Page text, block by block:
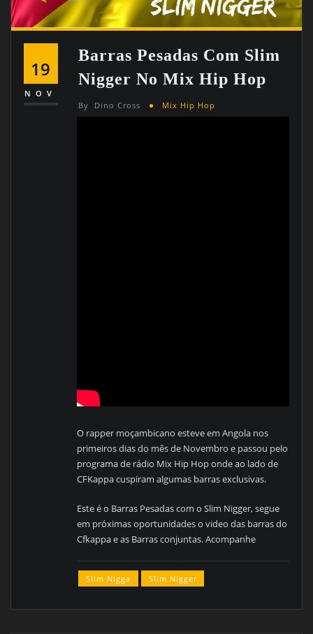
19
NOV
Barras Pesadas Com Slim
Nigger No Mix Hip Hop
By Dino Cross Mix Hip Hop
O rapper moçambicano esteve em Angola nos
primeiros dias do mês de Novembro e passou pelo
programa de rádio Mix Hip Hop onde ao lado de
CFKappa cuspiram algumas barras exclusivas.
Este é o Barras Pesadas com o Slim Nigger, segue
em próximas oportunidades o video das barras do
Cfkappa e as Barras conjuntas. Acompanhe
Slim Nigga Slim Nigger